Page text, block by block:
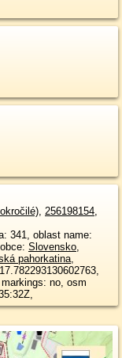
, 256198154,
Slovensko,
pahorkatina,
no, osm